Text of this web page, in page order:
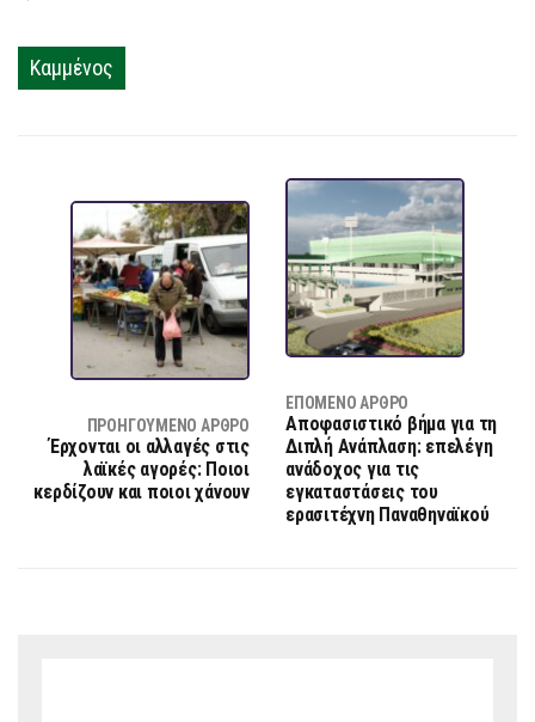
Καμμένος
ΠΡΟΗΓΟΎΜΕΝΟ ΆΡΘΡΟ
Έρχονται οι αλλαγές στις
λαϊκές αγορές: Ποιοι
κερδίζουν και ποιοι χάνουν
ΕΠΌΜΕΝΟ ΆΡΘΡΟ
Αποφασιστικό βήμα για τη
Διπλή Ανάπλαση: επελέγη
ανάδοχος για τις
εγκαταστάσεις του
ερασιτέχνη Παναθηναϊκού